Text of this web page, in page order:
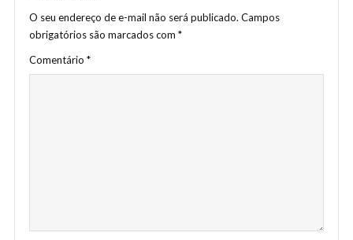
O seu endereço de e-mail não será publicado. Campos
obrigatórios são marcados com *
Comentário *